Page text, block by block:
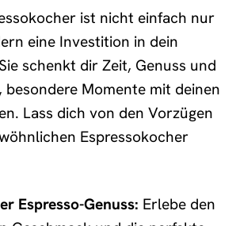
ist nicht einfach nur
eine Investition in dein
schenkt dir Zeit, Genuss und
besondere Momente mit deinen
Lass dich von den Vorzügen
Espressokocher
Espresso-Genuss: Erlebe den